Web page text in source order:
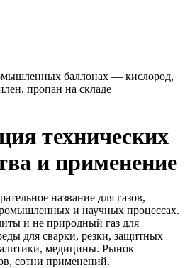
технических
и применение
название для газов,
и научных процессах.
и не природный газ для
для сварки, резки, защитных
медицины. Рынок
сотни применений.